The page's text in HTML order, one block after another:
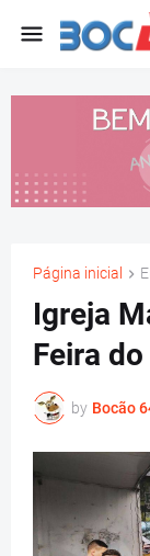
Página inicial
Igreja
Feira
by Bocão